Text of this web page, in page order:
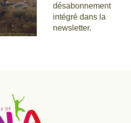
désabonnement
intégré dans la
newsletter.